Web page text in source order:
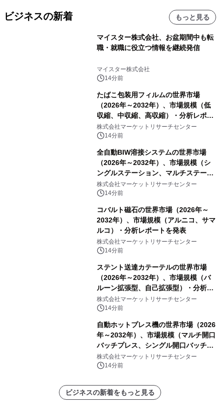
ビジネスの新着 もっと見る
マイスター株式会社、お盆期間中も転
職・就職に役立つ情報を継続発信
マイスター株式会社
14分前
たばこ包装用フィルムの世界市場
（2026年～2032年）、市場規模（低
収縮、中収縮、高収縮）・分析レポー
トを発表
株式会社マーケットリサーチセンター
14分前
全自動BIW溶接システムの世界市場
（2026年～2032年）、市場規模（シ
ングルステーション、マルチステーシ
ョン）・分析レポートを発表
株式会社マーケットリサーチセンター
14分前
コバルト磁石の世界市場（2026年～
2032年）、市場規模（アルニコ、サマ
ルコ）・分析レポートを発表
株式会社マーケットリサーチセンター
14分前
ステント送達カテーテルの世界市場
（2026年～2032年）、市場規模（バ
ルーン拡張型、自己拡張型）・分析レ
ポートを発表
株式会社マーケットリサーチセンター
14分前
自動ホットプレス機の世界市場（2026
年～2032年）、市場規模（マルチ開口
バッチプレス、シングル開口バッチプ
レス、連続ホットプレスライン、真空
成形、その他）・分析レポートを発表
株式会社マーケットリサーチセンター
14分前
ビジネスの新着をもっと見る